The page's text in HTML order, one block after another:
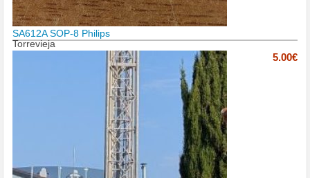
SA612A SOP-8 Philips
Torrevieja
5.00€